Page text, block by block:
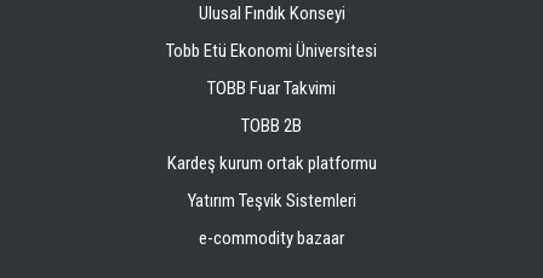
Ulusal Fındık Konseyi
Tobb Etü Ekonomi Üniversitesi
TOBB Fuar Takvimi
TOBB 2B
Kardeş kurum ortak platformu
Yatırım Teşvik Sistemleri
e-commodity bazaar